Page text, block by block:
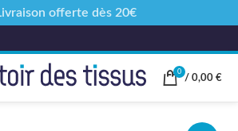
0
/ 0,00 €
offerte dès 20€